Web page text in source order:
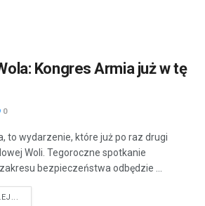
Kongres Armia już w tę
0
to wydarzenie, które już po raz drugi
Woli. Tegoroczne spotkanie
bezpieczeństwa odbędzie ...